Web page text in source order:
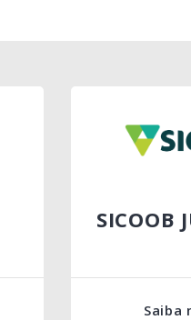
SICOOB
Saiba